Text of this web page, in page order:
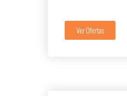
Ver Ofertas